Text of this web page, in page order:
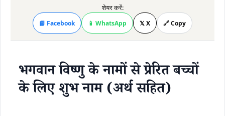
शेयर करें:
📘 Facebook 📱 WhatsApp 𝕏 X 🔗 Copy
भगवान विष्णु के नामों से प्रेरित बच्चों
के लिए शुभ नाम (अर्थ सहित)